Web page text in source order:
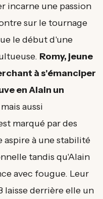
incarne une passion
sur le tournage
le début d'une
Romy, jeune
à s'émanciper
en Alain un
aussi
marqué par des
aspire à une stabilité
tandis qu'Alain
avec fougue. Leur
laisse derrière elle un